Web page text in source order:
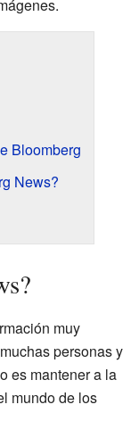
Bloomberg
News?
muy
personas y
es mantener a la
mundo de los